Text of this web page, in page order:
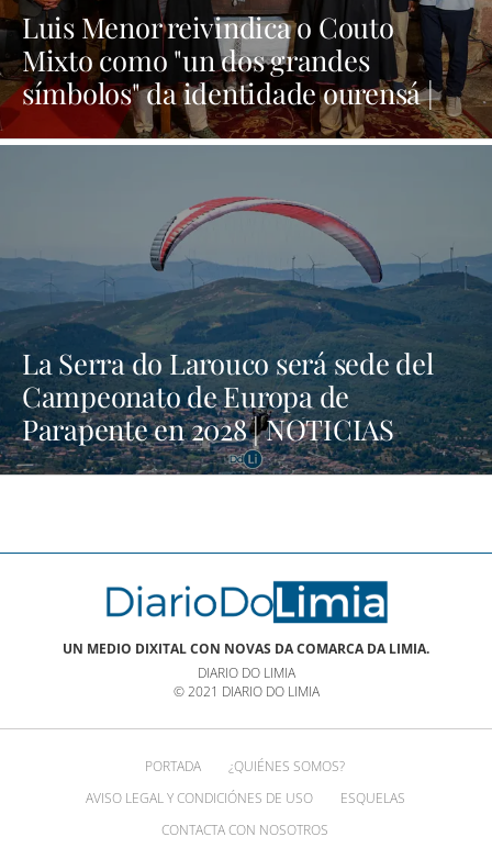
Luis Menor reivindica o Couto
Mixto como "un dos grandes
símbolos" da identidade ourensá |
NOTICIAS XINZO
La Serra do Larouco será sede del
Campeonato de Europa de
Parapente en 2028 | NOTICIAS
XINZO
UN MEDIO DIXITAL CON NOVAS DA COMARCA DA LIMIA.
DIARIO DO LIMIA
© 2021 DIARIO DO LIMIA
PORTADA
¿QUIÉNES SOMOS?
AVISO LEGAL Y CONDICIÓNES DE USO
ESQUELAS
CONTACTA CON NOSOTROS